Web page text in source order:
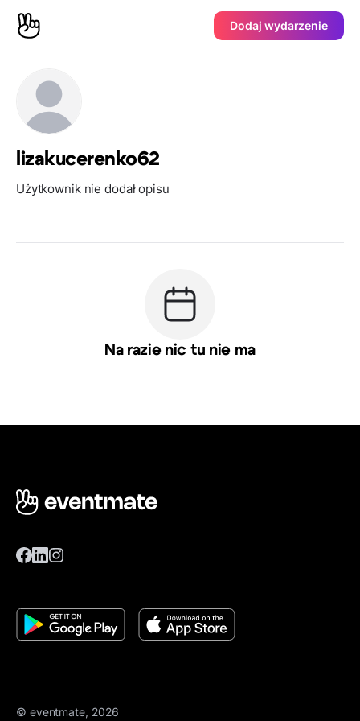
Dodaj wydarzenie
lizakucerenko62
Użytkownik nie dodał opisu
Na razie nic tu nie ma
© eventmate, 2026